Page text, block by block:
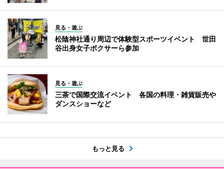
見る・遊ぶ
松陰神社通り周辺で体験型スポーツイベント 世田
谷出身女子ボクサーら参加
見る・遊ぶ
三茶で国際交流イベント 各国の料理・雑貨販売や
ダンスショーなど
もっと見る